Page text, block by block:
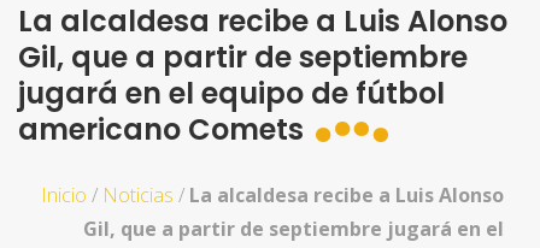
La alcaldesa recibe a Luis Alonso
Gil, que a partir de septiembre
jugará en el equipo de fútbol
americano Comets
Inicio / Noticias / La alcaldesa recibe a Luis Alonso
Gil, que a partir de septiembre jugará en el